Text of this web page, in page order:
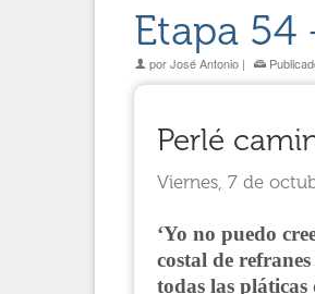
Etapa 54
porJosé Antonio |
Perlé
Viernes, 7 de
‘Yo no puedo
costal de
todas las pláticas